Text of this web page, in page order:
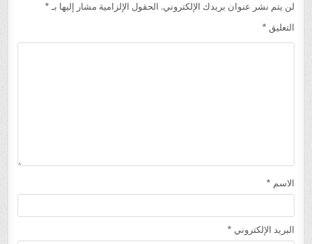
لن يتم نشر عنوان بريدك الإلكتروني. الحقول الإلزامية مشار إليها بـ *
التعليق *
الاسم *
البريد الإلكتروني *